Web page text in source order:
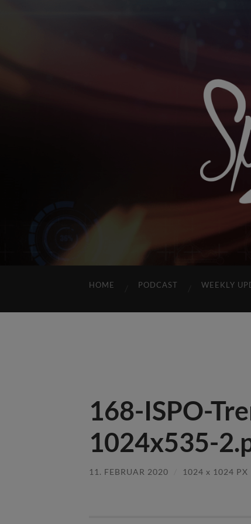
HOME PODCAST WEEKLY
168-ISPO-
1024x535-
11. FEBRUAR 2020 1024 x 1024 PX